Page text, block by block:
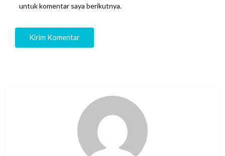
untuk komentar saya berikutnya.